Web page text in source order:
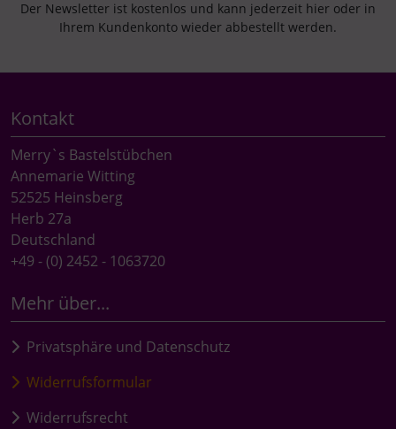
Der Newsletter ist kostenlos und kann jederzeit hier oder in
Ihrem Kundenkonto wieder abbestellt werden.
Kontakt
Merry`s Bastelstübchen
Annemarie Witting
52525 Heinsberg
Herb 27a
Deutschland
+49 - (0) 2452 - 1063720
Mehr über...
Privatsphäre und Datenschutz
Widerrufsformular
Widerrufsrecht